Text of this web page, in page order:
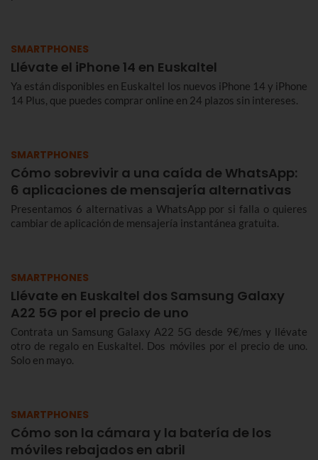
SMARTPHONES
Llévate el iPhone 14 en Euskaltel
Ya están disponibles en Euskaltel los nuevos iPhone 14 y iPhone
14 Plus, que puedes comprar online en 24 plazos sin intereses.
SMARTPHONES
Cómo sobrevivir a una caída de WhatsApp:
6 aplicaciones de mensajería alternativas
Presentamos 6 alternativas a WhatsApp por si falla o quieres
cambiar de aplicación de mensajería instantánea gratuita.
SMARTPHONES
Llévate en Euskaltel dos Samsung Galaxy
A22 5G por el precio de uno
Contrata un Samsung Galaxy A22 5G desde 9€/mes y llévate
otro de regalo en Euskaltel. Dos móviles por el precio de uno.
Solo en mayo.
SMARTPHONES
Cómo son la cámara y la batería de los
móviles rebajados en abril